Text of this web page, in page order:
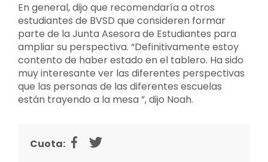
En general, dijo que recomendaría a otros
estudiantes de BVSD que consideren formar
parte de la Junta Asesora de Estudiantes para
ampliar su perspectiva. “Definitivamente estoy
contento de haber estado en el tablero. Ha sido
muy interesante ver las diferentes perspectivas
que las personas de las diferentes escuelas
están trayendo a la mesa ”, dijo Noah.
Cuota: